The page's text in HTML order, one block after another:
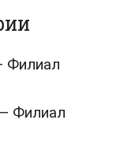
Филиал
Филиал